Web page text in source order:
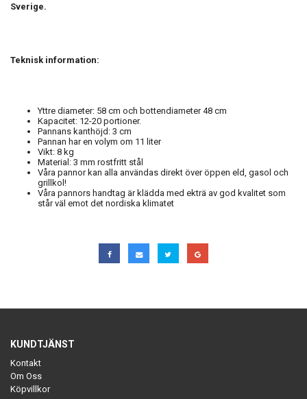
Sverige.
Teknisk information:
Yttre diameter: 58 cm och bottendiameter 48 cm
Kapacitet: 12-20 portioner.
Pannans kanthöjd: 3 cm
Pannan har en volym om 11 liter
Vikt: 8 kg
Material: 3 mm rostfritt stål
Våra pannor kan alla användas direkt över öppen eld, gasol och
grillkol!
Våra pannors handtag är klädda med ekträ av god kvalitet som
står väl emot det nordiska klimatet
KUNDTJÄNST
Kontakt
Om Oss
Köpvillkor